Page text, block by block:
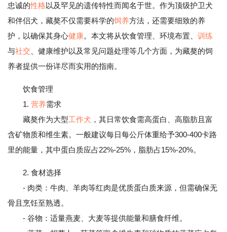
忠诚的性格以及罕见的遗传特性而闻名于世。作为顶级护卫犬
和伴侣犬，藏獒不仅需要科学的饲养方法，还需要细致的养
护，以确保其身心健康。本文将从饮食管理、环境布置、 训练
与社交 、健康维护以及常见问题处理等几个方面，为藏獒的饲
养者提供一份详尽而实用的指南。
饮食管理
1. 营养需求
藏獒作为大型工作犬 ，其日常饮食需高蛋白、高脂肪且富
含矿物质和维生素。一般建议每日每公斤体重给予300-400卡路
里的能量，其中蛋白质应占22%-25%，脂肪占15%-20%。
2. 食材选择
- 肉类：牛肉、羊肉等红肉是优质蛋白质来源，但需确保无
骨且烹饪至熟透。
- 谷物：适量燕麦、大麦等提供能量和膳食纤维。